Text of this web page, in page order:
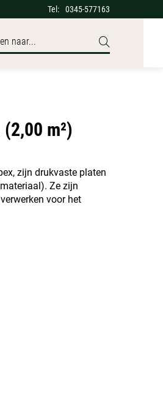
Tel: 0345-577163
m²)
zijn drukvaste platen
Ze zijn
voor het